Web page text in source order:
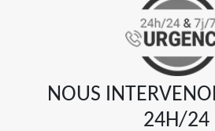
NOUS
24H/24